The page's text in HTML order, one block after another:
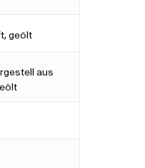
geölt
aus